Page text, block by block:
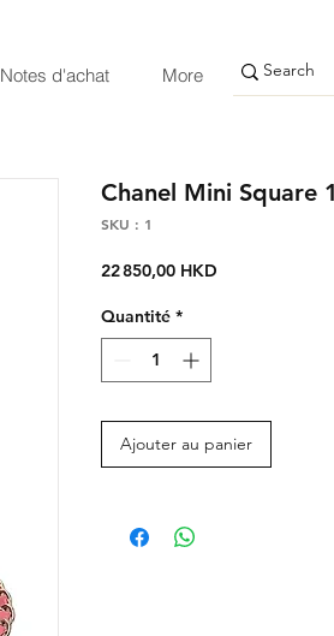
Notes d'achat More
Chanel Mini Square
SKU : 1
22 850,00 HKD
Quantité *
Ajouter au panier